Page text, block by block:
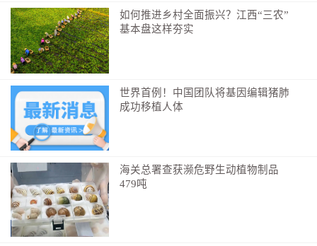
聆听红色故事 汲取奋进力量
随后，实践队来到长征第一渡渡口。清澈见底的于都
河畔，矗立着“长征渡口”的巨石，河面上摆放着六条陈
旧的木船，仿佛让人穿越回那个战火纷飞的年代。在赣
南师范大学客座教授肖林斌的讲解中，成员们被红军渡
河的艰辛与于都人民的深情厚谊所深深打动。木材、大
米、布料、红薯……这些简单的物资，都承载了于都人
民对红军的深厚情谊。特别令人动容的是，红军过河时
材料不足，乡亲们竟自发地拿出自家的门板、床板搭建
浮桥，这一举动不仅展现了军民之间的深厚情谊，更彰
显了群众对红军的坚定拥护与敬仰。
如何推进乡村全面振兴？江西“三农”
基本盘这样夯实
世界首例！中国团队将基因编辑猪肺
成功移植人体
海关总署查获濒危野生动植物制品
479吨